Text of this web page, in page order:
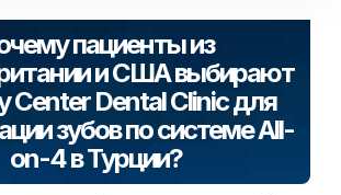
пациенты из
и США выбирают
Center Dental Clinic для
зубов по системе All-
on-4 в Турции?